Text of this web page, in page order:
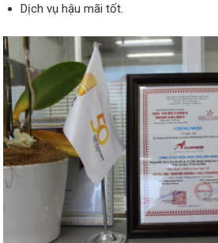
Dịch vụ hậu mãi tốt.